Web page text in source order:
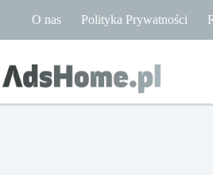
O nas Polityka Prywatności